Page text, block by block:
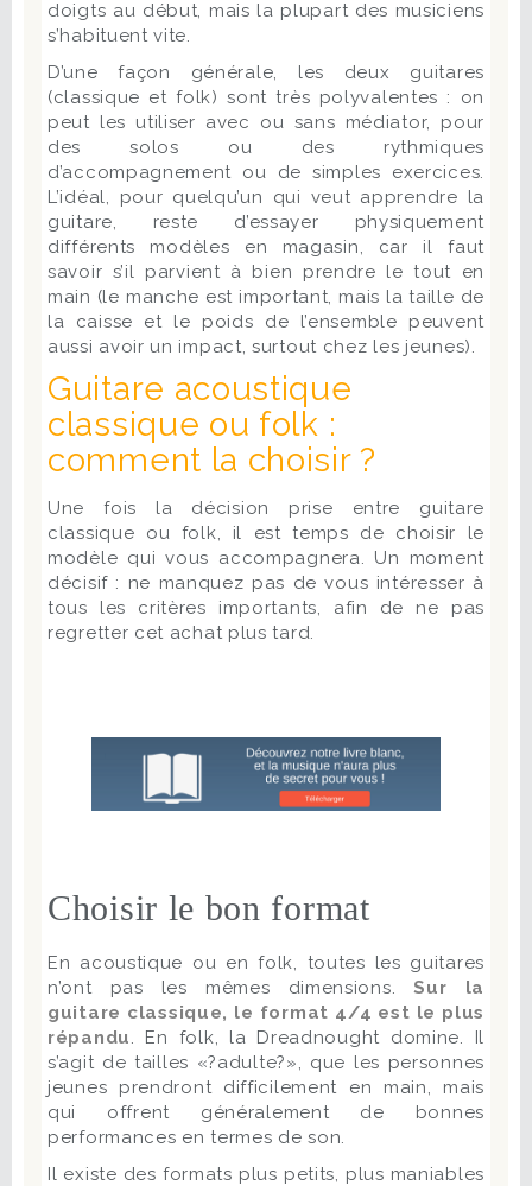
doigts au début, mais la plupart des musiciens
s’habituent vite.
D’une façon générale, les deux guitares
(classique et folk) sont très polyvalentes : on
peut les utiliser avec ou sans médiator, pour
des solos ou des rythmiques
d’accompagnement ou de simples exercices.
L’idéal, pour quelqu’un qui veut apprendre la
guitare, reste d’essayer physiquement
différents modèles en magasin, car il faut
savoir s’il parvient à bien prendre le tout en
main (le manche est important, mais la taille de
la caisse et le poids de l’ensemble peuvent
aussi avoir un impact, surtout chez les jeunes).
Guitare acoustique
classique ou folk :
comment la choisir ?
Une fois la décision prise entre guitare
classique ou folk, il est temps de choisir le
modèle qui vous accompagnera. Un moment
décisif : ne manquez pas de vous intéresser à
tous les critères importants, afin de ne pas
regretter cet achat plus tard.
Choisir le bon format
En acoustique ou en folk, toutes les guitares
n’ont pas les mêmes dimensions.Sur la
guitare classique, le format 4/4 est le plus
répandu. En folk, la Dreadnought domine. Il
s’agit de tailles «?adulte?», que les personnes
jeunes prendront difficilement en main, mais
qui offrent généralement de bonnes
performances en termes de son.
Il existe des formats plus petits, plus maniables